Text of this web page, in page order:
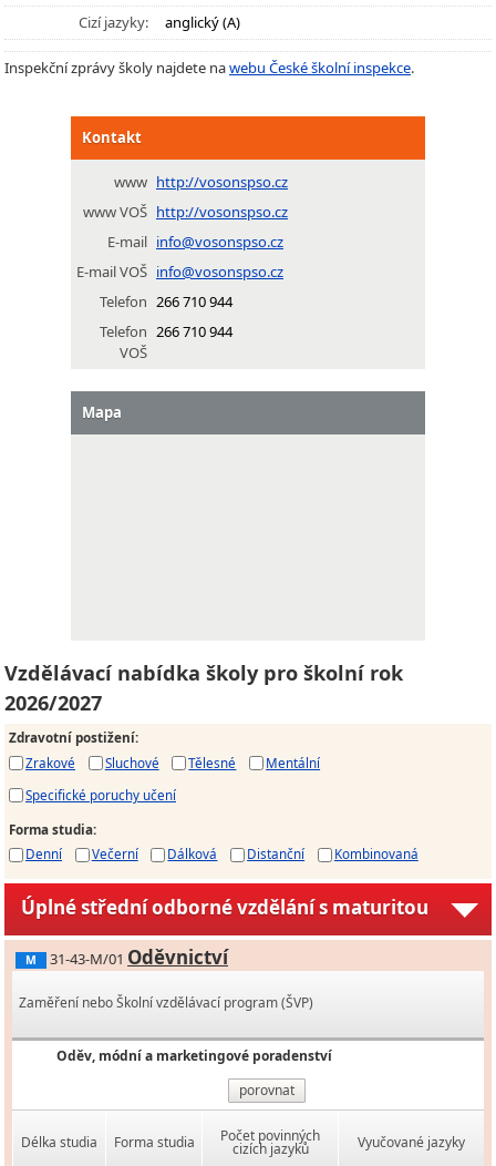
Cizí jazyky:
anglický (A)
Inspekční zprávy školy najdete nawebu České školní inspekce.
Kontakt
www http://vosonspso.cz
www VOŠ http://vosonspso.cz
E-mail info@vosonspso.cz
E-mail VOŠ info@vosonspso.cz
Telefon 266 710 944
Telefon
VOŠ
266 710 944
Mapa
Vzdělávací nabídka školy pro školní rok
2026/2027
Zdravotní postižení:
Zrakové
Sluchové Tělesné
Mentální
Specifické poruchy učení
Forma studia:
Denní
Večerní Dálková Distanční Kombinovaná
Úplné střední odborné vzdělání s maturitou
M 31-43-M/01 Oděvnictví
Zaměření nebo Školní vzdělávací program (ŠVP)
Oděv, módní a marketingové poradenství
porovnat
Délka studia Forma studia Počet povinných
cizích jazyků Vyučované jazyky